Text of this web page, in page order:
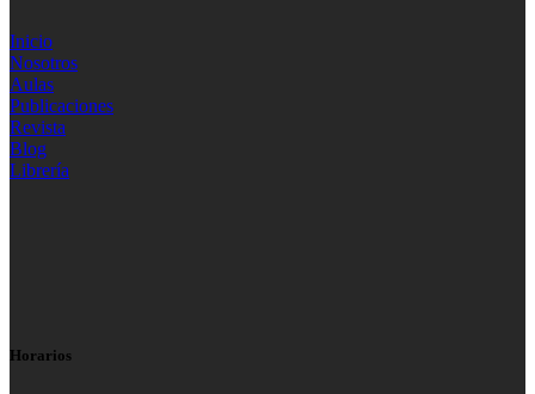
Inicio
Nosotros
Aulas
Publicaciones
Revista
Blog
Librería
Horarios